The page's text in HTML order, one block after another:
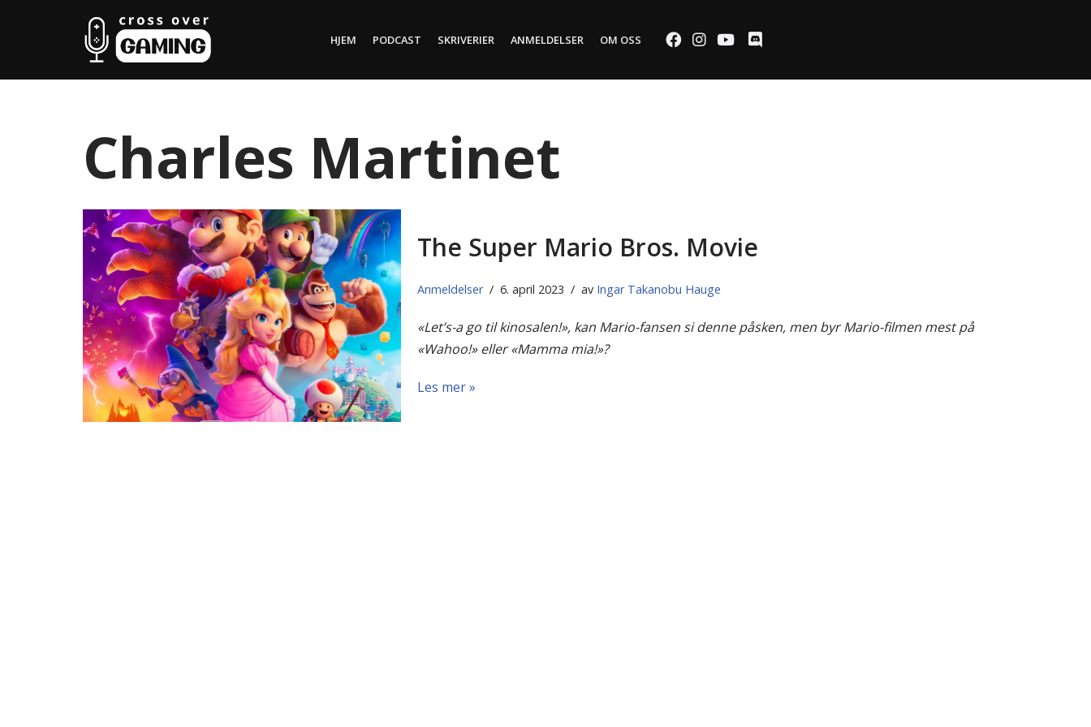
HJEM PODCAST SKRIVERIER ANMELDELSER OM OSS
Charles Martinet
The Super Mario Bros. Movie
Anmeldelser 6. april 2023 av Ingar Takanobu Hauge
«Let’s-a go til kinosalen!», kan Mario-fansen si denne påsken, men byr Mario-filmen mest på
«Wahoo!» eller «Mamma mia!»?
Les mer »